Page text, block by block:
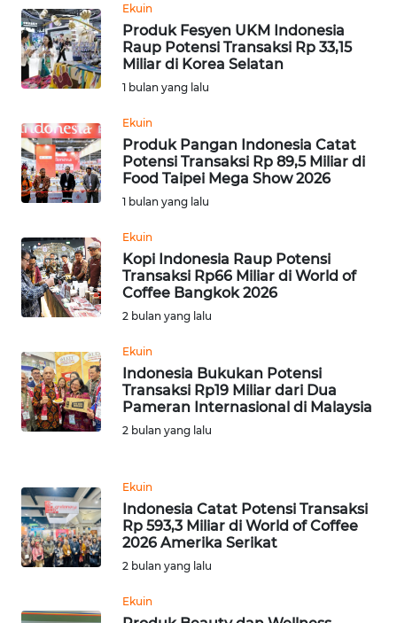
Ekuin
Produk Fesyen UKM Indonesia
Raup Potensi Transaksi Rp 33,15
Miliar di Korea Selatan
1 bulan yang lalu
Ekuin
Produk Pangan Indonesia Catat
Potensi Transaksi Rp 89,5 Miliar di
Food Taipei Mega Show 2026
1 bulan yang lalu
Ekuin
Kopi Indonesia Raup Potensi
Transaksi Rp66 Miliar di World of
Coffee Bangkok 2026
2 bulan yang lalu
Ekuin
Indonesia Bukukan Potensi
Transaksi Rp19 Miliar dari Dua
Pameran Internasional di Malaysia
2 bulan yang lalu
Ekuin
Indonesia Catat Potensi Transaksi
Rp 593,3 Miliar di World of Coffee
2026 Amerika Serikat
2 bulan yang lalu
Ekuin
EKUIN
SAINS-TEKNO
INTERNASIONAL
PENDIDIKAN
OLAHRAGA
OPINI
EDITORIAL
INDEKS
BERITA
KONTAK